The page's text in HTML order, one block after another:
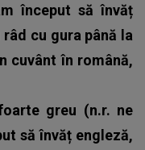
început să învăț
cu gura până la
cuvânt în română,
greu (n.r. ne
să învăț engleză,